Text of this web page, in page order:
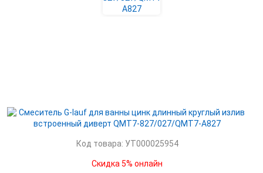
Код товара: УТ000025954
Скидка 5% онлайн